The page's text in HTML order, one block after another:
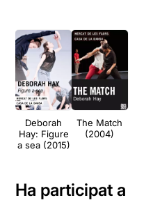
Deborah
Hay: Figure
a sea (2015)
The Match
(2004)
Ha participat a